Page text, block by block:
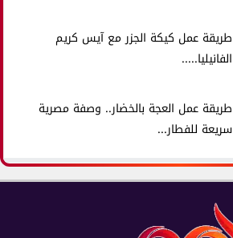
طريقة عمل كيكة الجزر مع آيس كريم
الفانيليا.....
طريقة عمل العجة بالخضار.. وصفة مصرية
سريعة للفطار...